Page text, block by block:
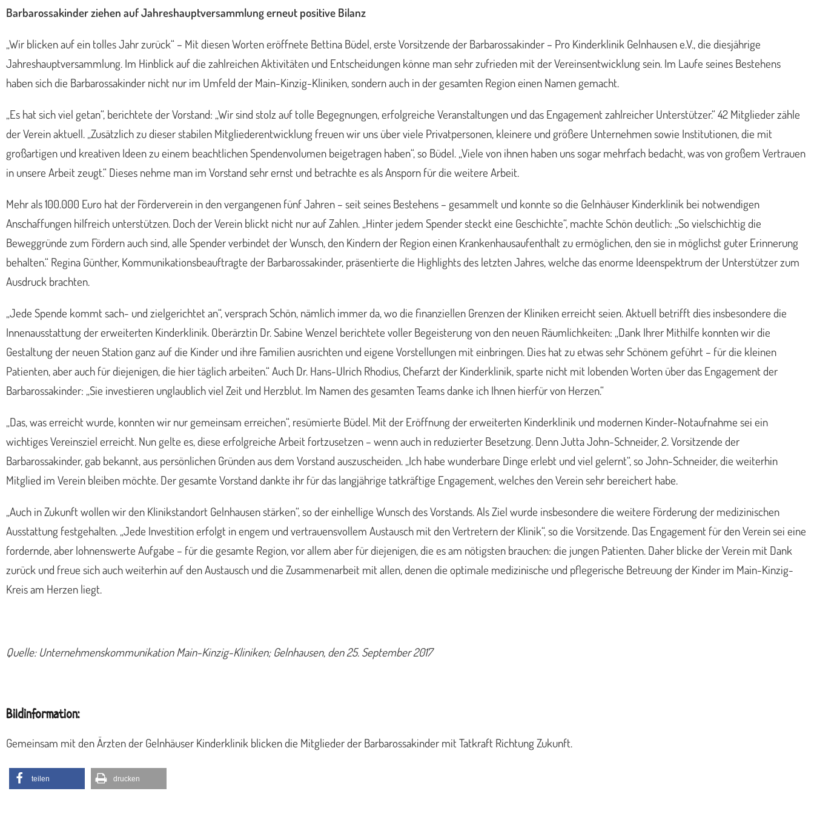
Barbarossakinder ziehen auf Jahreshauptversammlung erneut positive Bilanz
„Wir blicken auf ein tolles Jahr zurück“ – Mit diesen Worten eröffnete Bettina Büdel, erste Vorsitzende der Barbarossakinder – Pro Kinderklinik Gelnhausen e.V., die diesjährige
Jahreshauptversammlung. Im Hinblick auf die zahlreichen Aktivitäten und Entscheidungen könne man sehr zufrieden mit der Vereinsentwicklung sein. Im Laufe seines Bestehens
haben sich die Barbarossakinder nicht nur im Umfeld der Main-Kinzig-Kliniken, sondern auch in der gesamten Region einen Namen gemacht.
„Es hat sich viel getan“, berichtete der Vorstand: „Wir sind stolz auf tolle Begegnungen, erfolgreiche Veranstaltungen und das Engagement zahlreicher Unterstützer.“ 42 Mitglieder zähle
der Verein aktuell. „Zusätzlich zu dieser stabilen Mitgliederentwicklung freuen wir uns über viele Privatpersonen, kleinere und größere Unternehmen sowie Institutionen, die mit
großartigen und kreativen Ideen zu einem beachtlichen Spendenvolumen beigetragen haben“, so Büdel. „Viele von ihnen haben uns sogar mehrfach bedacht, was von großem Vertrauen
in unsere Arbeit zeugt.“ Dieses nehme man im Vorstand sehr ernst und betrachte es als Ansporn für die weitere Arbeit.
Mehr als 100.000 Euro hat der Förderverein in den vergangenen fünf Jahren – seit seines Bestehens – gesammelt und konnte so die Gelnhäuser Kinderklinik bei notwendigen
Anschaffungen hilfreich unterstützen. Doch der Verein blickt nicht nur auf Zahlen. „Hinter jedem Spender steckt eine Geschichte“, machte Schön deutlich: „So vielschichtig die
Beweggründe zum Fördern auch sind, alle Spender verbindet der Wunsch, den Kindern der Region einen Krankenhausaufenthalt zu ermöglichen, den sie in möglichst guter Erinnerung
behalten.“ Regina Günther, Kommunikationsbeauftragte der Barbarossakinder, präsentierte die Highlights des letzten Jahres, welche das enorme Ideenspektrum der Unterstützer zum
Ausdruck brachten.
„Jede Spende kommt sach- und zielgerichtet an“, versprach Schön, nämlich immer da, wo die finanziellen Grenzen der Kliniken erreicht seien. Aktuell betrifft dies insbesondere die
Innenausstattung der erweiterten Kinderklinik. Oberärztin Dr. Sabine Wenzel berichtete voller Begeisterung von den neuen Räumlichkeiten: „Dank Ihrer Mithilfe konnten wir die
Gestaltung der neuen Station ganz auf die Kinder und ihre Familien ausrichten und eigene Vorstellungen mit einbringen. Dies hat zu etwas sehr Schönem geführt – für die kleinen
Patienten, aber auch für diejenigen, die hier täglich arbeiten.“ Auch Dr. Hans-Ulrich Rhodius, Chefarzt der Kinderklinik, sparte nicht mit lobenden Worten über das Engagement der
Barbarossakinder: „Sie investieren unglaublich viel Zeit und Herzblut. Im Namen des gesamten Teams danke ich Ihnen hierfür von Herzen.“
„Das, was erreicht wurde, konnten wir nur gemeinsam erreichen“, resümierte Büdel. Mit der Eröffnung der erweiterten Kinderklinik und modernen Kinder-Notaufnahme sei ein
wichtiges Vereinsziel erreicht. Nun gelte es, diese erfolgreiche Arbeit fortzusetzen – wenn auch in reduzierter Besetzung. Denn Jutta John-Schneider, 2. Vorsitzende der
Barbarossakinder, gab bekannt, aus persönlichen Gründen aus dem Vorstand auszuscheiden. „Ich habe wunderbare Dinge erlebt und viel gelernt“, so John-Schneider, die weiterhin
Mitglied im Verein bleiben möchte. Der gesamte Vorstand dankte ihr für das langjährige tatkräftige Engagement, welches den Verein sehr bereichert habe.
„Auch in Zukunft wollen wir den Klinikstandort Gelnhausen stärken“, so der einhellige Wunsch des Vorstands. Als Ziel wurde insbesondere die weitere Förderung der medizinischen
Ausstattung festgehalten. „Jede Investition erfolgt in engem und vertrauensvollem Austausch mit den Vertretern der Klinik“, so die Vorsitzende. Das Engagement für den Verein sei eine
fordernde, aber lohnenswerte Aufgabe – für die gesamte Region, vor allem aber für diejenigen, die es am nötigsten brauchen: die jungen Patienten. Daher blicke der Verein mit Dank
zurück und freue sich auch weiterhin auf den Austausch und die Zusammenarbeit mit allen, denen die optimale medizinische und pflegerische Betreuung der Kinder im Main-Kinzig-
Kreis am Herzen liegt.
Quelle: Unternehmenskommunikation Main-Kinzig-Kliniken; Gelnhausen, den 25. September 2017
Bildinformation:
Gemeinsam mit den Ärzten der Gelnhäuser Kinderklinik blicken die Mitglieder der Barbarossakinder mit Tatkraft Richtung Zukunft.
teilen drucken